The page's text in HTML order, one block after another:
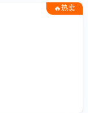
🔥热卖